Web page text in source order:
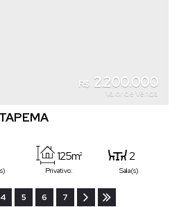
R$ 2.200.000
Valor de Venda
Privativo:
125m² 2
Sala(s)
4 5 6 7